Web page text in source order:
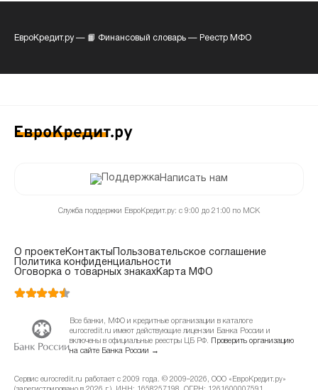
ЕвроКредит.ру— 📙 Финансовый словарь — Реестр МФО
Написать нам
Служба поддержки ЕвроКредит.ру: с 9:00 до 21:00 по МСК
О проектеКонтакты Пользовательское соглашение
Политика конфиденциальности
Оговорка о товарных знакахКарта МФО
Все банки, МФО и кредитные организации в каталоге
eurocredit.ru имеют действующие лицензии Банка России и
включены в официальные реестры ЦБ РФ.
Проверить организацию
на сайте Банка России →
Сервис eurocredit.ru работает с 2009 года. © 2009–2026, ООО «ЕвроКредит.ру»